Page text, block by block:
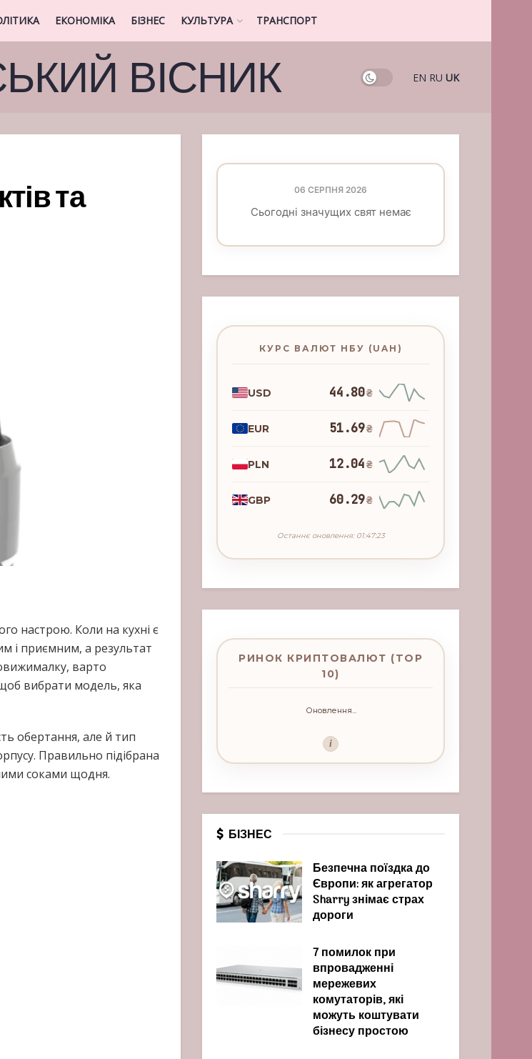
ЕКОНОМІКА БІЗНЕС КУЛЬТУРА ТРАНСПОРТ
ВІСНИК EN RU UK
та
настрою. Коли на кухні є
і приємним, а результат
варто
щоб вибрати модель, яка
обертання, але й тип
Правильно підібрана
соками щодня.
06 СЕРПНЯ 2026
Сьогодні значущих свят немає
КУРС ВАЛЮТ НБУ (UAH)
USD 44.80₴
EUR 51.69₴
PLN 12.04₴
GBP 60.29₴
Останнє оновлення: 01:47:23
РИНОК КРИПТОВАЛЮТ (TOP
10)
Оновлення...
i
БІЗНЕС
Безпечна поїздка до
Європи: як агрегатор
Sharry знімає страх
дороги
7 помилок при
впровадженні
мережевих
комутаторів, які
можуть коштувати
бізнесу простою